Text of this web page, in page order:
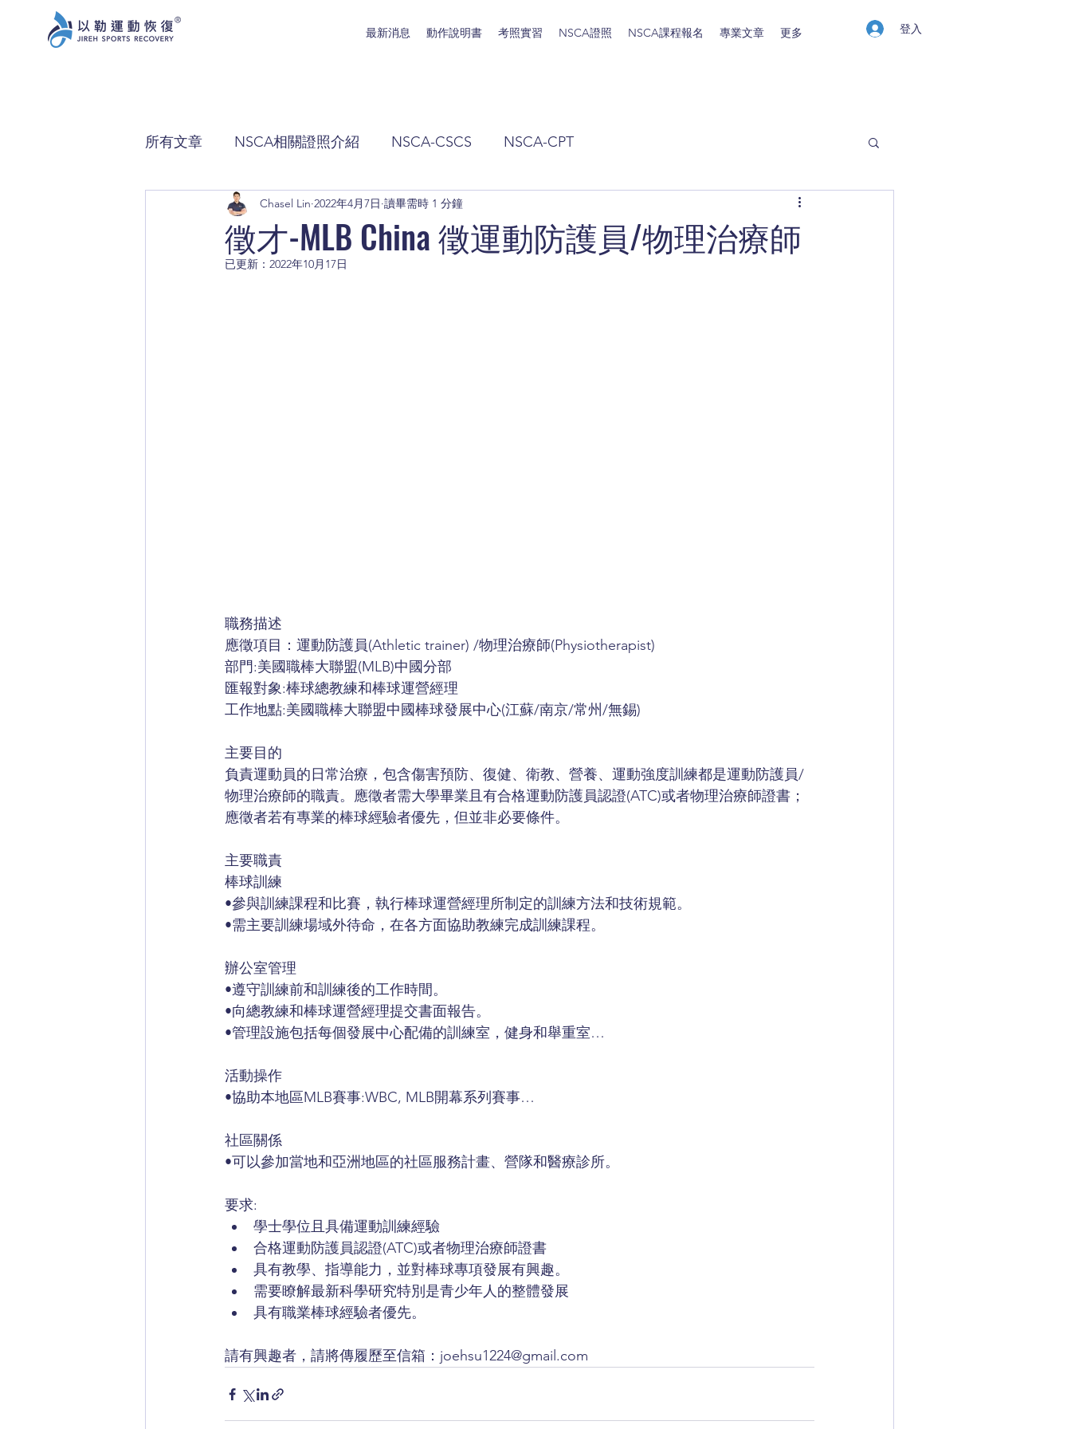
最新消息 動作說明書 考照實習 NSCA證照 NSCA課程報名 專業文章 更多 登入
所有文章 NSCA相關證照介紹 NSCA-CSCS NSCA-CPT
徵才-MLB China 徵運動防護員/物理治療師
Chasel Lin 2022年4月7日 讀畢需時 1 分鐘
已更新： 2022年10月17日
職務描述
應徵項目：運動防護員(Athletic trainer) /物理治療師(Physiotherapist)
部門:美國職棒大聯盟(MLB)中國分部
匯報對象:棒球總教練和棒球運營經理
工作地點:美國職棒大聯盟中國棒球發展中心(江蘇/南京/常州/無錫)
主要目的
負責運動員的日常治療，包含傷害預防、復健、衛教、營養、運動強度訓練都是運動防護員/
物理治療師的職責。應徵者需大學畢業且有合格運動防護員認證(ATC)或者物理治療師證書；
應徵者若有專業的棒球經驗者優先，但並非必要條件。
主要職責
棒球訓練
•參與訓練課程和比賽，執行棒球運營經理所制定的訓練方法和技術規範。
•需主要訓練場域外待命，在各方面協助教練完成訓練課程。
辦公室管理
•遵守訓練前和訓練後的工作時間。
•向總教練和棒球運營經理提交書面報告。
•管理設施包括每個發展中心配備的訓練室，健身和舉重室…
活動操作
•協助本地區MLB賽事:WBC, MLB開幕系列賽事…
社區關係
•可以參加當地和亞洲地區的社區服務計畫、營隊和醫療診所。
要求:
學士學位且具備運動訓練經驗
合格運動防護員認證(ATC)或者物理治療師證書
具有教學、指導能力，並對棒球專項發展有興趣。
需要瞭解最新科學研究特別是青少年人的整體發展
具有職業棒球經驗者優先。
請有興趣者，請將傳履歷至信箱：joehsu1224@gmail.com